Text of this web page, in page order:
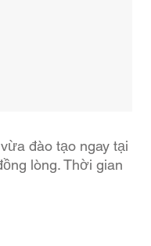
đào tạo ngay tại
lòng. Thời gian